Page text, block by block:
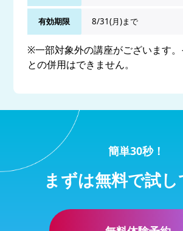
有効期限 8/31(月)まで
※一部対象外の講座がございます。
との併用はできません。
簡単30秒！
まずは無料で試